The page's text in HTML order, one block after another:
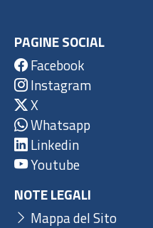
PAGINE SOCIAL
Facebook
Instagram
X
Whatsapp
Linkedin
Youtube
NOTE LEGALI
Mappa del Sito